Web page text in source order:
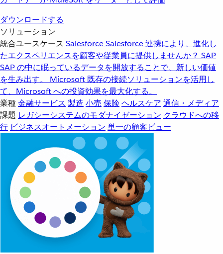
ダウンロードする
ソリューション
統合ユースケース SalesforceSalesforce 連携により、進化し
たエクスペリエンスを顧客や従業員に提供しませんか？ SAP
SAP の中に眠っているデータを開放することで、新しい価値
を生み出す。
Microsoft 既存の接続ソリューションを活用し
て、Microsoft への投資効果を最大化する。
業種金融サービス 製造 小売 保険 ヘルスケア 通信・メディア
課題 レガシーシステムのモダナイゼーション クラウドへの移
行 ビジネスオートメーション 単一の顧客ビュー